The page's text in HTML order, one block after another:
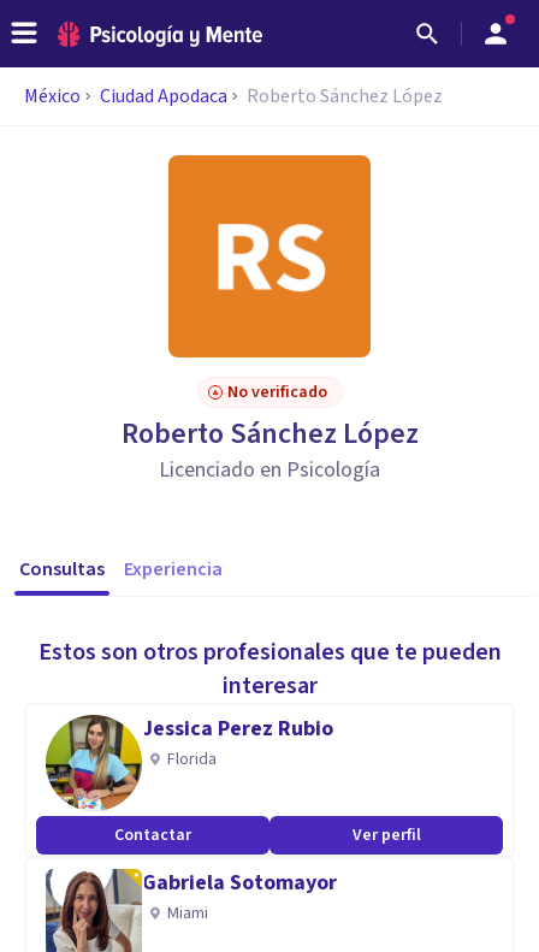
México Ciudad Apodaca Roberto Sánchez López
No verificado
Roberto Sánchez López
Licenciado en Psicología
Consultas Experiencia
Estos son otros profesionales que te pueden
interesar
Jessica Perez Rubio
Florida
Contactar Ver perfil
Gabriela Sotomayor
Miami